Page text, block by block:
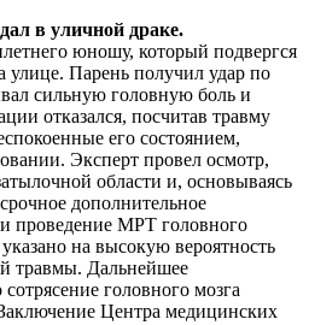
в уличной драке.
юношу, который подвергся
улице. Парень получил удар по
сильную головную боль и
отказался, посчитав травму
его состоянием,
Эксперт провел осмотр,
области и, основываясь
дополнительное
проведение МРТ головного
на высокую вероятность
травмы. Дальнейшее
головного мозга
Центра медицинских